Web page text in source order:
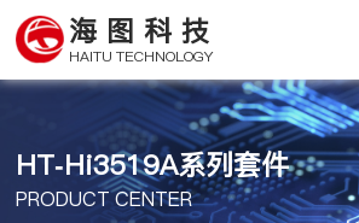
海图科技
HAITU TECHNOLOGY
HT-Hi3519A系列套件
PRODUCT CENTER